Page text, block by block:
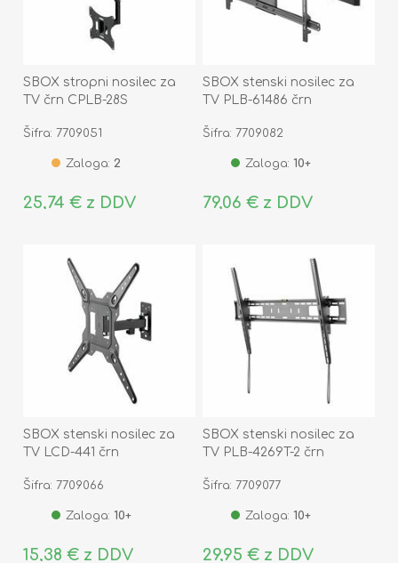
SBOX stropni nosilec za
TV črn CPLB-28S
Šifra: 7709051
Zaloga: 2
25,74 € z DDV
SBOX stenski nosilec za
TV PLB-61486 črn
Šifra: 7709082
Zaloga: 10+
79,06 € z DDV
SBOX stenski nosilec za
TV LCD-441 črn
Šifra: 7709066
Zaloga: 10+
15,38 € z DDV
SBOX stenski nosilec za
TV PLB-4269T-2 črn
Šifra: 7709077
Zaloga: 10+
29,95 € z DDV